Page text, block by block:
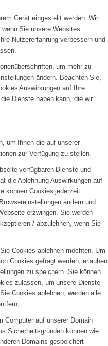
Gerät eingestellt werden. Wir
Sie unsere Websites
Nutzererfahrung verbessern und
um mehr zu
ändern. Beachten Sie,
Auswirkungen auf Ihre
Dienste haben kann, die wir
um Ihnen die auf unserer
zur Verfügung zu stellen.
verfügbaren Dienste und
die Ablehnung Auswirkungen auf
können Cookies jederzeit
ändern und
erzwingen. Sie werden
/ abzulehnen, wenn Sie
Cookies ablehnen möchten. Um
Cookies gefragt werden, erlauben
zu speichern. Sie können
zulassen, um unsere Dienste
Cookies ablehnen, werden alle
Computer auf unserer Domain
Sicherheitsgründen können wie
Domains gespeichert